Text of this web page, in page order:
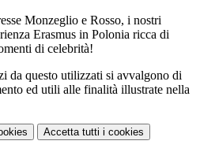
Monzeglio e Rosso, i nostri
Erasmus in Polonia ricca di
di celebrità!
da questo utilizzati si avvalgono di
ed utili alle finalità illustrate nella
Accetta tutti i cookies